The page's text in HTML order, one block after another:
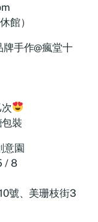
館）
牌手作@瘋堂十
裝
意園
/ 8
號、美珊枝街3